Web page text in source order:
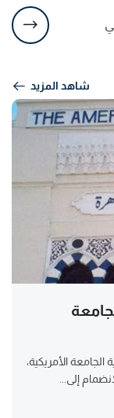
شاهد المزيد
الجامعة الأمريكية،
إلى...